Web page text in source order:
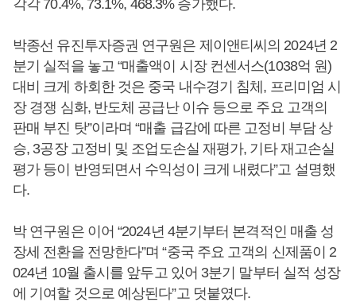
각각 70.4%, 73.1%, 468.3% 증가했다.
박종선 유진투자증권 연구원은 제이앤티씨의 2024년 2
분기 실적을 놓고 “매출액이 시장 컨센서스(1038억 원)
대비 크게 하회한 것은 중국 내수경기 침체, 프리미엄 시
장 경쟁 심화, 반도체 공급난 이슈 등으로 주요 고객의
판매 부진 탓”이라며 “매출 급감에 따른 고정비 부담 상
승, 3공장 고정비 및 조업도손실 재평가, 기타 재고손실
평가 등이 반영되면서 수익성이 크게 내렸다”고 설명했
다.
박 연구원은 이어 “2024년 4분기부터 본격적인 매출 성
장세 전환을 전망한다”며 “중국 주요 고객의 신제품이 2
024년 10월 출시를 앞두고 있어 3분기 말부터 실적 성장
에 기여할 것으로 예상된다”고 덧붙였다.